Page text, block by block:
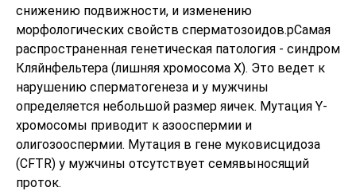
снижению подвижности, и изменению
морфологических свойств сперматозоидов.pСамая
распространенная генетическая патология - синдром
Кляйнфельтера (лишняя хромосома Х). Это ведет к
нарушению сперматогенеза и у мужчины
определяется небольшой размер яичек. Мутация Y-
хромосомы приводит к азооспермии и
олигозооспермии. Мутация в гене муковисцидоза
(CFTR) у мужчины отсутствует семявыносящий
проток.